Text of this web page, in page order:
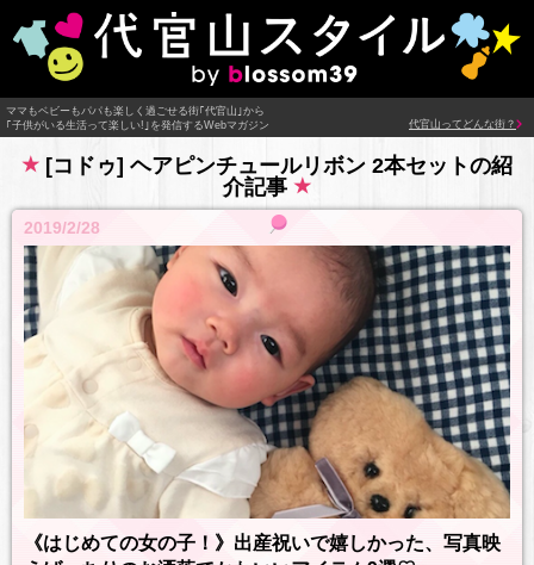
ママもベビーもパパも楽しく過ごせる街｢代官山｣から
｢子供がいる生活って楽しい!｣を発信するWebマガジン
代官山ってどんな街？
[コドゥ] ヘアピンチュールリボン 2本セットの紹
介記事
2019/2/28
《はじめての女の子！》出産祝いで嬉しかった、写真映